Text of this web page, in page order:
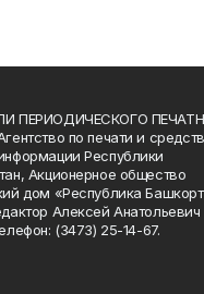
ПЕРИОДИЧЕСКОГО
по печати и
Республики
Акционерное общество
дом «Республика
Алексей Анатольевич
(3473) 25-14-67.